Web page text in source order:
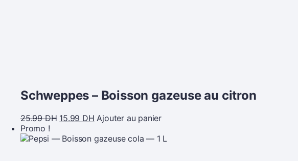
Schweppes – Boisson gazeuse au citron
25.99DH 15.99 DH Ajouter au panier
Promo !